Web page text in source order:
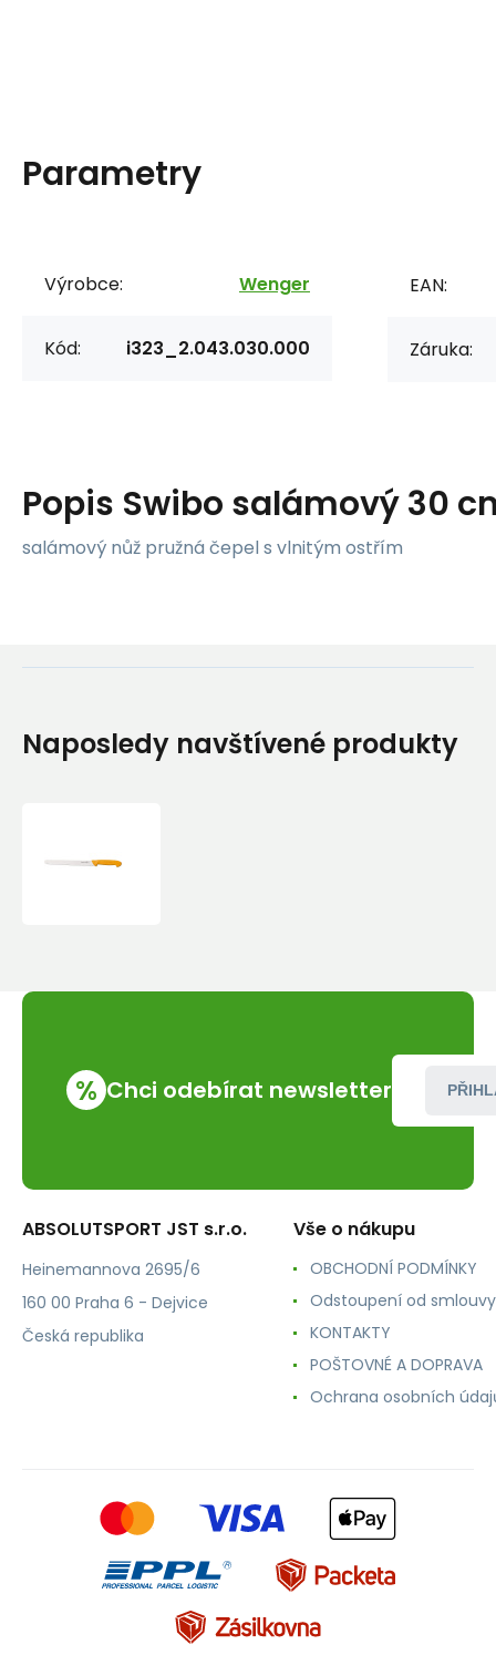
Parametry
Výrobce: Wenger
Kód: i323_2.043.030.000
EAN:
Záruka:
Popis Swibo salámový 30
salámový nůž pružná čepel s vlnitým ostřím
Naposledy navštívené produkty
% Chci odebírat newsletter
ABSOLUTSPORT JST s.r.o.
Heinemannova 2695/6
160 00 Praha 6 - Dejvice
Česká republika
Vše o nákupu
OBCHODNÍ PODMÍNKY
Odstoupení od smlouvy
KONTAKTY
POŠTOVNÉ A DOPRAVA
Ochrana osobních